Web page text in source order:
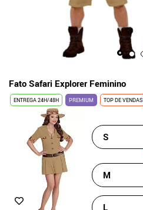
Fato Safari Explorer Feminino
ENTREGA 24H/48H PREMIUM TOP DE VENDAS
S
M
L